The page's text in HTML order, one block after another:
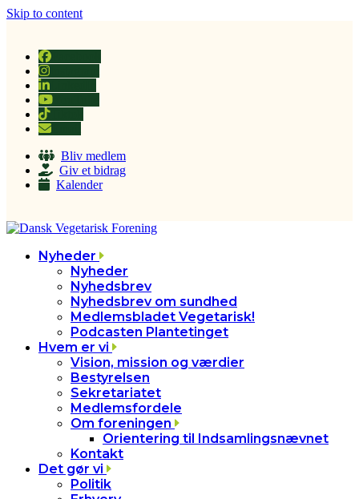
Skip to content
Tiktok
Bliv medlem
Giv et bidrag
Kalender
Nyheder
Nyheder
Nyhedsbrev
Nyhedsbrev om sundhed
Medlemsbladet Vegetarisk!
Podcasten Plantetinget
Hvem er vi
Vision, mission og værdier
Bestyrelsen
Sekretariatet
Medlemsfordele
Om foreningen
Orientering til Indsamlingsnævnet
Kontakt
Det gør vi
Politik